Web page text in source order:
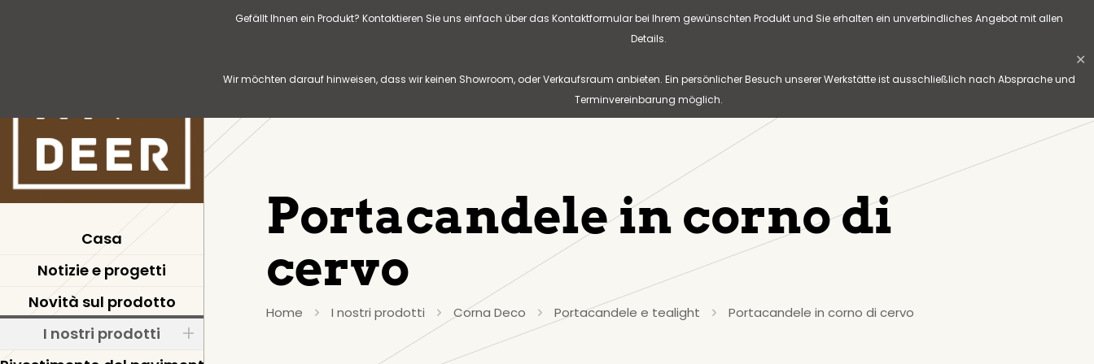
Gefällt Ihnen ein Produkt? Kontaktieren Sie uns einfach über das Kontaktformular bei Ihrem gewünschten Produkt und Sie erhalten ein unverbindliches Angebot mit allen
Details.
Wir möchten darauf hinweisen, dass wir keinen Showroom, oder Verkaufsraum anbieten. Ein persönlicher Besuch unserer Werkstätte ist ausschließlich nach Absprache und
Terminvereinbarung möglich.
✕
Casa
Notizie e progetti
Novità sul prodotto
I nostri prodotti
Portacandele in corno di
cervo
Home I nostri prodotti Corna Deco Portacandele e tealight Portacandele in corno di cervo